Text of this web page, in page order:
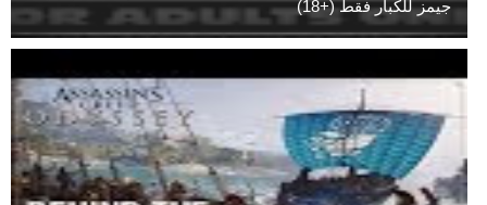
جيمز للكبار فقط (+18)